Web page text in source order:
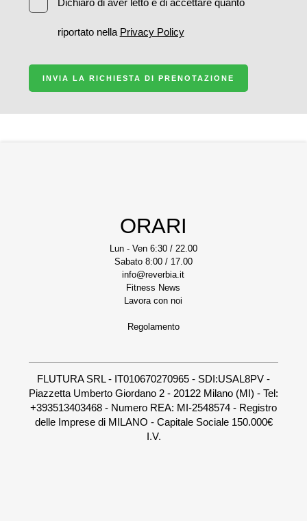
Dichiaro di aver letto e di accettare quanto
riportato nella Privacy Policy
INVIA LA RICHIESTA DI PRENOTAZIONE
ORARI
Lun - Ven 6:30 / 22.00
Sabato 8:00 / 17.00
info@reverbia.it
Fitness News
Lavora con noi
Regolamento
FLUTURA SRL - IT010670270965 - SDI:USAL8PV -
Piazzetta Umberto Giordano 2 - 20122 Milano (MI) - Tel:
+393513403468 - Numero REA: MI-2548574 - Registro
delle Imprese di MILANO - Capitale Sociale 150.000€
I.V.